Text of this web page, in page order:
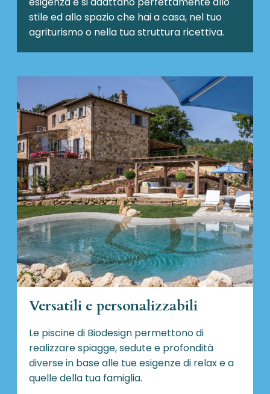
stile ed allo spazio che hai a casa, nel tuo
agriturismo o nella tua struttura ricettiva.
Versatili e personalizzabili
Le piscine di Biodesign permettono di
realizzare spiagge, sedute e profondità
diverse in base alle tue esigenze di relax e a
quelle della tua famiglia.